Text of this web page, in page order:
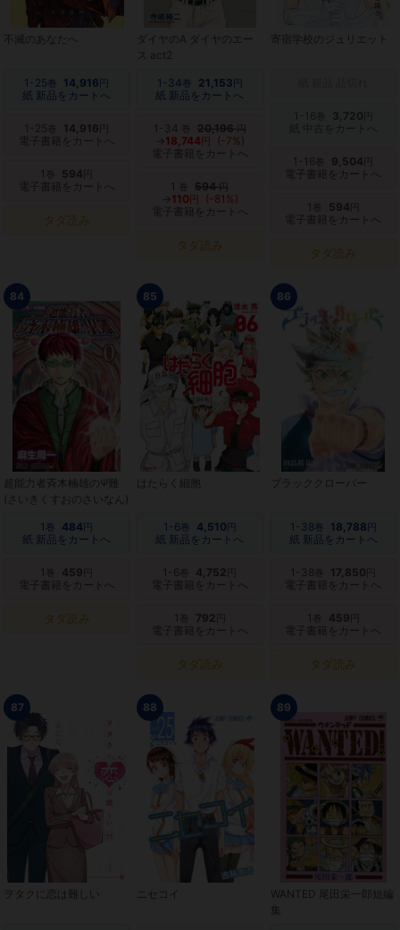
不滅のあなたへ
1-25巻 14,916 円
紙 新品をカートへ
1-25 14,916
電子書籍をカートへ
1 594
電子書籍をカートへ
タダ読み
ダイヤのA ダイヤのエー
ス act2
1-34巻 21,153 円
紙 新品をカートへ
1-34 20,196円
18,744 円
(-7%)
電子書籍をカートへ
1 594円
110 円
(-81%)
電子書籍をカートへ
タダ読み
寄宿学校のジュリエット
1-16 3,720
紙 中古をカートへ
1-16 9,504
電子書籍をカートへ
1 594
電子書籍をカートへ
タダ読み
84
超能力者斉木楠雄のΨ難
(さいきくすおのさいなん)
1 巻 484 円
紙 新品をカートへ
1 459
電子書籍をカートへ
タダ読み
85
はたらく細胞
1-6巻 4,510 円
紙 新品をカートへ
1-6 4,752
電子書籍をカートへ
1 792
電子書籍をカートへ
タダ読み
86
ブラッククローバー
1-38巻 18,788 円
紙 新品をカートへ
1-38 17,850
電子書籍をカートへ
1 459
電子書籍をカートへ
タダ読み
87
ヲタクに恋は難しい
88
ニセコイ
89
WANTED 尾田栄一郎短編
集